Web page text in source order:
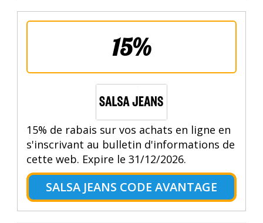
15%
15% de rabais sur vos achats en ligne en
s'inscrivant au bulletin d'informations de
cette web. Expire le 31/12/2026.
SALSA JEANS CODE AVANTAGE